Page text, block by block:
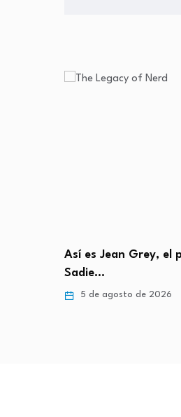
Así es Jean Grey, el
Sadie…
5 de agosto de 2026